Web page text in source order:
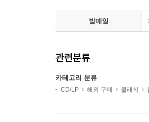
발매일
관련분류
카테고리 분류
CD/LP 해외 구매 클래식